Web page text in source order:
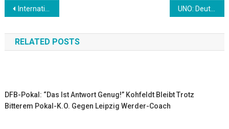
Beitrags-
Navigation
International: ECA stellt SL-Teams Rückkehr in Aussicht UNO: Deutlich mehr “tote Zonen” in den Ozeanen rund um den Globus
RELATED POSTS
DFB-Pokal: “Das Ist Antwort Genug!” Kohfeldt Bleibt Trotz
Bitterem Pokal-K.o. Gegen Leipzig Werder-Coach